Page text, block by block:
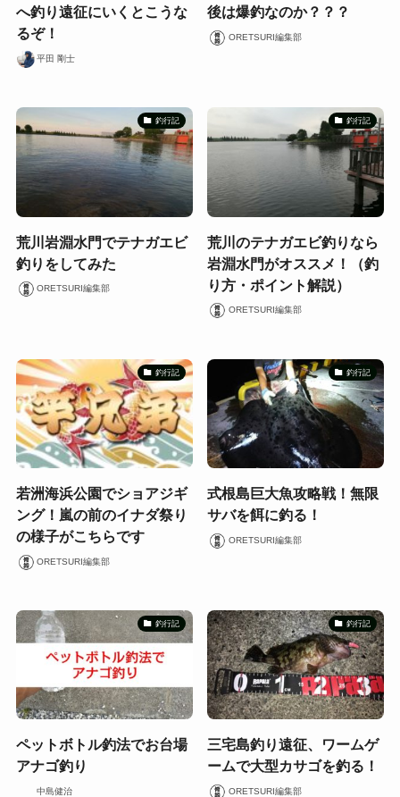
へ釣り遠征にいくとこうな
るぞ！
平田 剛士
後は爆釣なのか？？？
ORETSURI編集部
釣行記
荒川岩淵水門でテナガエビ
釣りをしてみた
ORETSURI編集部
釣行記
荒川のテナガエビ釣りなら
岩淵水門がオススメ！（釣
り方・ポイント解説）
ORETSURI編集部
釣行記
若洲海浜公園でショアジギ
ング！嵐の前のイナダ祭り
の様子がこちらです
ORETSURI編集部
釣行記
式根島巨大魚攻略戦！無限
サバを餌に釣る！
ORETSURI編集部
釣行記
ペットボトル釣法でお台場
アナゴ釣り
中島健治
釣行記
三宅島釣り遠征、ワームゲ
ームで大型カサゴを釣る！
ORETSURI編集部